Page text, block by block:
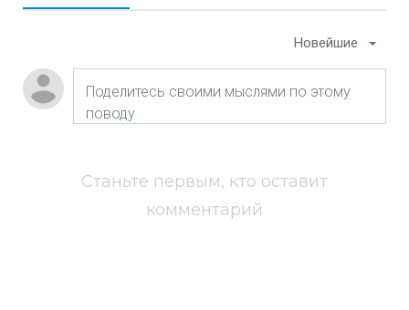
Новейшие
Станьте первым, кто оставит
комментарий